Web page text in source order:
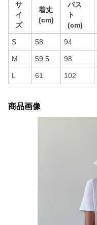
サ
イ
ズ
着丈
(cm)
バス
ト
(cm)
S 58 94
M 59.5 98
L 61 102
商品画像